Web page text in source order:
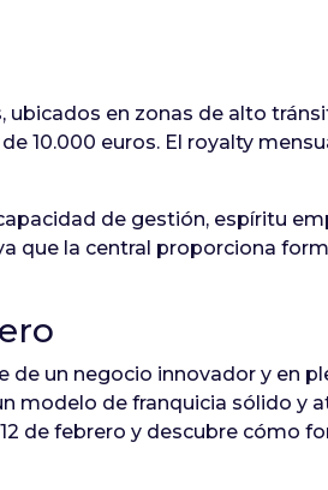
en zonas de alto
10.000 euros. El royalty
de gestión, espíritu
que la central proporciona
un negocio innovador y en
modelo de franquicia sólido y
de febrero y descubre cómo